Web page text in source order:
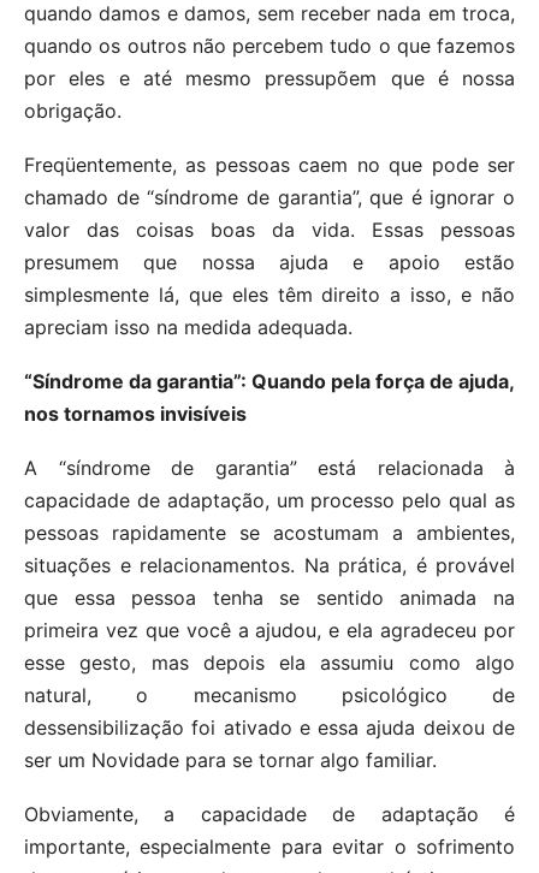
quando damos e damos, sem receber nada em troca,
quando os outros não percebem tudo o que fazemos
por eles e até mesmo pressupõem que é nossa
obrigação.
Freqüentemente, as pessoas caem no que pode ser
chamado de “síndrome de garantia”, que é ignorar o
valor das coisas boas da vida. Essas pessoas
presumem que nossa ajuda e apoio estão
simplesmente lá, que eles têm direito a isso, e não
apreciam isso na medida adequada.
“Síndrome da garantia”: Quando pela força de ajuda,
nos tornamos invisíveis
A “síndrome de garantia” está relacionada à
capacidade de adaptação, um processo pelo qual as
pessoas rapidamente se acostumam a ambientes,
situações e relacionamentos. Na prática, é provável
que essa pessoa tenha se sentido animada na
primeira vez que você a ajudou, e ela agradeceu por
esse gesto, mas depois ela assumiu como algo
natural, o mecanismo psicológico de
dessensibilização foi ativado e essa ajuda deixou de
ser um Novidade para se tornar algo familiar.
Obviamente, a capacidade de adaptação é
importante, especialmente para evitar o sofrimento